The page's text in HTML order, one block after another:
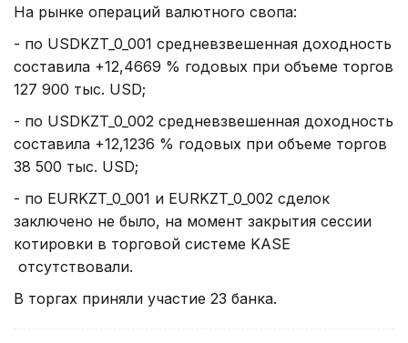
На рынке операций валютного свопа:
- по USDKZT_0_001 средневзвешенная доходность
составила +12,4669 % годовых при объеме торгов
127 900 тыс. USD;
- по USDKZT_0_002 средневзвешенная доходность
составила +12,1236 % годовых при объеме торгов
38 500 тыс. USD;
- по EURKZT_0_001 и EURKZT_0_002 сделок
заключено не было, на момент закрытия сессии
котировки в торговой системе KASE
отсутствовали.
В торгах приняли участие 23 банка.